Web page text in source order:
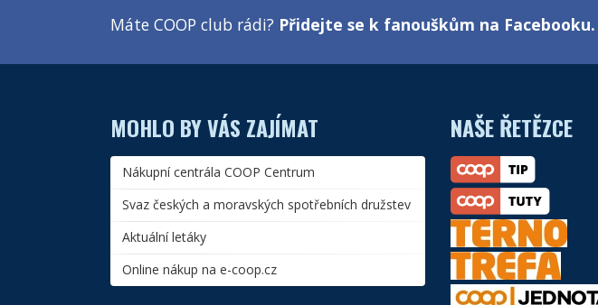
Máte COOP club rádi? Přidejte se k fanouškům na Facebooku.
MOHLO BY VÁS ZAJÍMAT
Nákupní centrála COOP Centrum
Svaz českých a moravských spotřebních družstev
Aktuální letáky
Online nákup na e-coop.cz
NAŠE ŘETĚZCE